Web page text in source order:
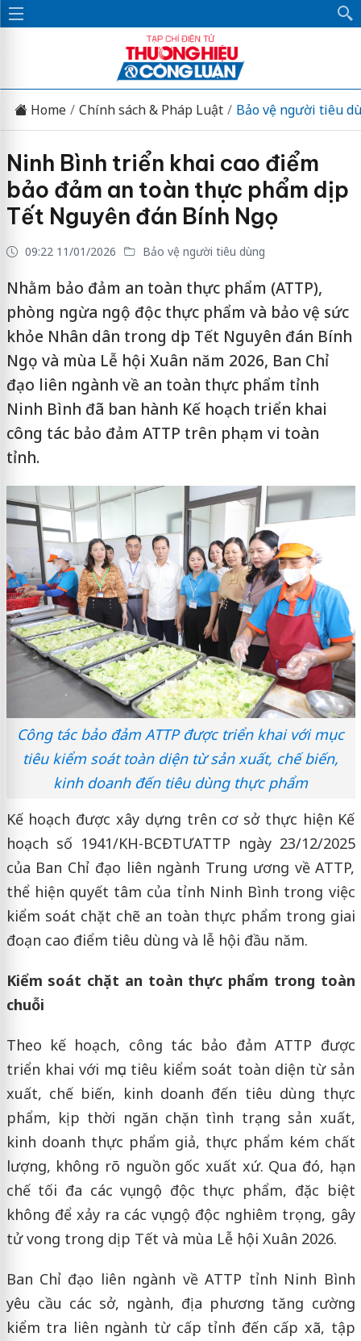
Home Chính sách & Pháp Luật Bảo vệ người tiêu
Ninh Bình triển khai cao điểm
bảo đảm an toàn thực phẩm dịp
Tết Nguyên đán Bính Ngọ
09:22 11/01/2026 Bảo vệ người tiêu dùng
Nhằm bảo đảm an toàn thực phẩm (ATTP),
phòng ngừa ngộ độc thực phẩm và bảo vệ sức
khỏe Nhân dân trong dịp Tết Nguyên đán Bính
Ngọ và mùa Lễ hội Xuân năm 2026, Ban Chỉ
đạo liên ngành về an toàn thực phẩm tỉnh
Ninh Bình đã ban hành Kế hoạch triển khai
công tác bảo đảm ATTP trên phạm vi toàn
tỉnh.
Công tác bảo đảm ATTP được triển khai với mục
tiêu kiểm soát toàn diện từ sản xuất, chế biến,
kinh doanh đến tiêu dùng thực phẩm
Kế hoạch được xây dựng trên cơ sở thực hiện Kế
hoạch số 1941/KH-BCĐTƯATTP ngày 23/12/2025
của Ban Chỉ đạo liên ngành Trung ương về ATTP,
thể hiện quyết tâm của tỉnh Ninh Bình trong việc
kiểm soát chặt chẽ an toàn thực phẩm trong giai
đoạn cao điểm tiêu dùng và lễ hội đầu năm.
Kiểm soát chặt an toàn thực phẩm trong toàn
chuỗi
Theo kế hoạch, công tác bảo đảm ATTP được
triển khai với mục tiêu kiểm soát toàn diện từ sản
xuất, chế biến, kinh doanh đến tiêu dùng thực
phẩm, kịp thời ngăn chặn tình trạng sản xuất,
kinh doanh thực phẩm giả, thực phẩm kém chất
lượng, không rõ nguồn gốc xuất xứ. Qua đó, hạn
chế tối đa các vụ ngộ độc thực phẩm, đặc biệt
không để xảy ra các vụ ngộ độc nghiêm trọng, gây
tử vong trong dịp Tết và mùa Lễ hội Xuân 2026.
Ban Chỉ đạo liên ngành về ATTP tỉnh Ninh Bình
yêu cầu các sở, ngành, địa phương tăng cường
kiểm tra liên ngành từ cấp tỉnh đến cấp xã, tập